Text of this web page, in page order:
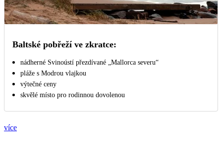
Baltské pobřeží ve zkratce:
nádherné Svinoústí přezdívané „Mallorca severu“
pláže s Modrou vlajkou
výtečné ceny
skvělé místo pro rodinnou dovolenou
více